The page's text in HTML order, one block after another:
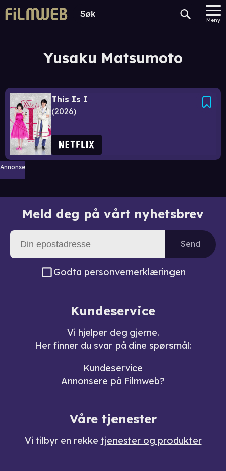
Meny
Yusaku Matsumoto
This Is I
2026
Annonse
Meld deg på vårt nyhetsbrev
Send
Godta personvernerklæringen
Kundeservice
Vi hjelper deg gjerne.
Her finner du svar på dine spørsmål:
Kundeservice
Annonsere på Filmweb?
Våre tjenester
Vi tilbyr en rekke tjenester og produkter